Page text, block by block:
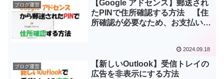
ブログ運営
【Google アドセンス】郵送され
たPINで住所確認する方法 【住
所確認が必要なため、お支払いが
2024.09.18
ブログ運営
【新しいOutlook】受信トレイの
広告を非表示にする方法